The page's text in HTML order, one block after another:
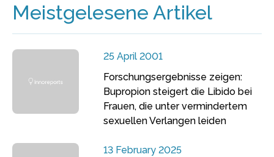
Meistgelesene Artikel
25 April 2001
Forschungsergebnisse zeigen:
Bupropion steigert die Libido bei
Frauen, die unter vermindertem
sexuellen Verlangen leiden
13 February 2025